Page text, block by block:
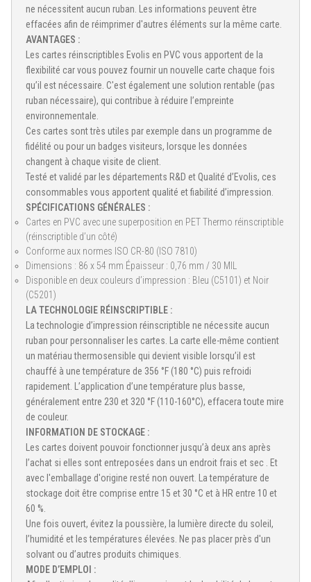
ne nécessitent aucun ruban. Les informations peuvent être
effacées afin de réimprimer d'autres éléments sur la même carte.
AVANTAGES :
Les cartes réinscriptibles Evolis en PVC vous apportent de la
flexibilité car vous pouvez fournir un nouvelle carte chaque fois
qu’il est nécessaire. C'est également une solution rentable (pas
ruban nécessaire), qui contribue à réduire l’empreinte
environnementale.
Ces cartes sont très utiles par exemple dans un programme de
fidélité ou pour un badges visiteurs, lorsque les données
changent à chaque visite de client.
Testé et validé par les départements R&D et Qualité d’Evolis, ces
consommables vous apportent qualité et fiabilité d’impression.
SPÉCIFICATIONS GÉNÉRALES :
Cartes en PVC avec une superposition en PET Thermo réinscriptible
(réinscriptible d’un côté)
Conforme aux normes ISO CR-80 (ISO 7810)
Dimensions : 86 x 54 mm Épaisseur : 0,76 mm / 30 MIL
Disponible en deux couleurs d’impression : Bleu (C5101) et Noir
(C5201)
LA TECHNOLOGIE RÉINSCRIPTIBLE :
La technologie d’impression réinscriptible ne nécessite aucun
ruban pour personnaliser les cartes. La carte elle-même contient
un matériau thermosensible qui devient visible lorsqu’il est
chauffé à une température de 356 °F (180 °C) puis refroidi
rapidement. L’application d’une température plus basse,
généralement entre 230 et 320 °F (110-160°C), effacera toute mire
de couleur.
INFORMATION DE STOCKAGE :
Les cartes doivent pouvoir fonctionner jusqu’à deux ans après
l’achat si elles sont entreposées dans un endroit frais et sec . Et
avec l'emballage d'origine resté non ouvert. La température de
stockage doit être comprise entre 15 et 30 °C et à HR entre 10 et
60 %.
Une fois ouvert, évitez la poussière, la lumière directe du soleil,
l’humidité et les températures élevées. Ne pas placer près d'un
solvant ou d’autres produits chimiques.
MODE D’EMPLOI :